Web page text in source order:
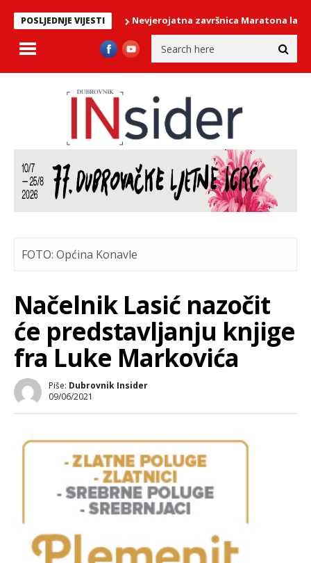
POSLJEDNJE VIJESTINevjerojatna završnica Maratona lađa:
FOTO: Općina Konavle
Načelnik Lasić nazočit
će predstavljanju knjige
fra Luke Markovića
Piše: Dubrovnik Insider
09/06/2021